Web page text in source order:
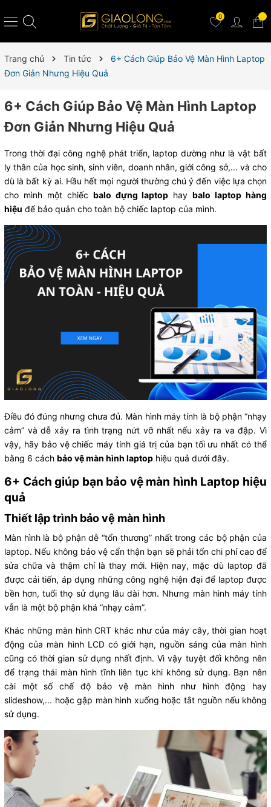
0
Trang chủ Tin tức
6+ Cách Giúp Bảo Vệ Màn Hình Laptop
Đơn Giản Nhưng Hiệu Quả
6+ Cách Giúp Bảo Vệ Màn Hình Laptop
Đơn Giản Nhưng Hiệu Quả
Trong thời đại công nghệ phát triển, laptop dường như là vật bất
ly thân của học sinh, sinh viên, doanh nhân, giới công sở,... và cho
dù là bất kỳ ai. Hầu hết mọi người thường chú ý đến việc lựa chọn
cho mình một chiếc balo đựng laptop haybalo laptop hàng
hiệu để bảo quản cho toàn bộ chiếc laptop của mình.
Điều đó đúng nhưng chưa đủ. Màn hình máy tính là bộ phận “nhạy
cảm” và dễ xảy ra tình trạng nứt vỡ nhất nếu xảy ra va đập. Vì
vậy, hãy bảo vệ chiếc máy tính giá trị của bạn tối ưu nhất có thể
bằng 6 cách bảo vệ màn hình laptop hiệu quả dưới đây.
6+ Cách giúp bạn bảo vệ màn hình Laptop hiệu
quả
Thiết lập trình bảo vệ màn hình
Màn hình là bộ phận dễ “tổn thương” nhất trong các bộ phận của
laptop. Nếu không bảo vệ cẩn thận bạn sẽ phải tốn chi phí cao để
sửa chữa và thậm chí là thay mới. Hiện nay, mặc dù laptop đã
được cải tiến, áp dụng những công nghệ hiện đại để laptop được
bền hơn, tuổi thọ sử dụng lâu dài hơn. Nhưng màn hình máy tính
vẫn là một bộ phận khá “nhạy cảm”.
Khác những màn hình CRT khác như của máy cây, thời gian hoạt
động của màn hình LCD có giới hạn, nguồn sáng của màn hình
cũng có thời gian sử dụng nhất định. Vì vậy tuyệt đối không nên
để trạng thái màn hình tĩnh liên tục khi không sử dụng. Bạn nên
cài một số chế độ bảo vệ màn hình như hình động hay
slideshow,... hoặc gập màn hình xuống hoặc tắt nguồn nếu không
sử dụng.